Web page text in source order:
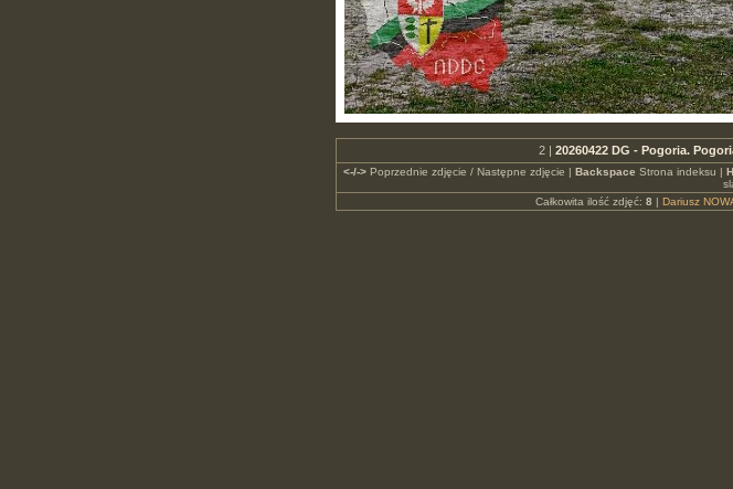
2 | 20260422 DG - Pogoria.
<-/->Poprzednie zdjęcie / Następne zdjęcie | Backspace Strona indeksu |
Całkowita ilość zdjęć: 8 | Dariusz